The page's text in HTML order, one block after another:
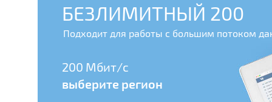
БЕЗЛИМИТНЫЙ 200
Подходит для работы с большим потоком
200 Мбит/с
выберите регион